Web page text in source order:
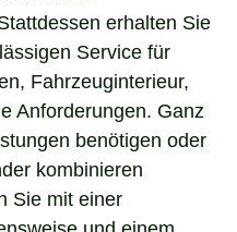
erhalten Sie
Service für
Fahrzeuginterieur,
Anforderungen. Ganz
benötigen oder
kombinieren
Sie mit einer
und einem